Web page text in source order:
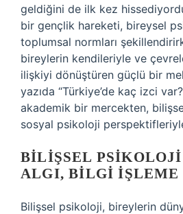
geldiğini de ilk kez
bir gençlik hareketi, bireysel
toplumsal normları
bireylerin kendileriyle ve
ilişkiyi dönüştüren güçlü bir
yazıda “Türkiye’de kaç izci
akademik bir mercekten,
sosyal psikoloji
BILIŞSEL
ALGI, BILGI
Bilişsel psikoloji, bireylerin